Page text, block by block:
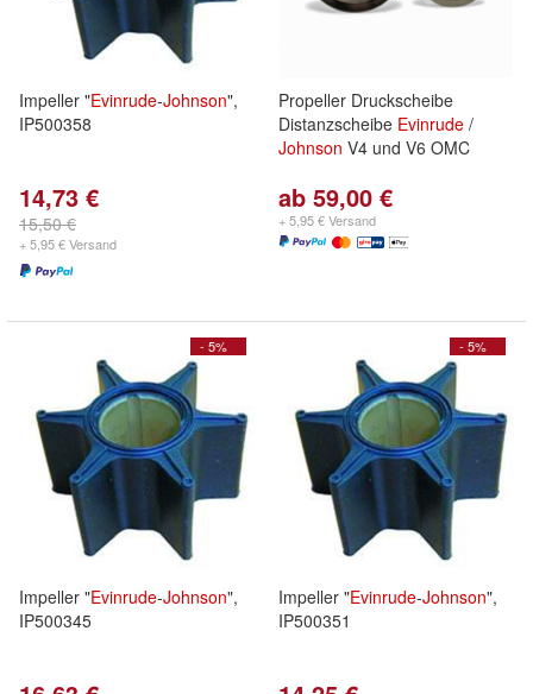
Impeller "Evinrude-Johnson",
IP500358
14,73 €
15,50 €
+ 5,95 € Versand
Propeller Druckscheibe
Distanzscheibe Evinrude /
Johnson V4 und V6 OMC
ab 59,00 €
+ 5,95 € Versand
- 5%
Impeller "Evinrude-Johnson",
IP500345
- 5%
Impeller "Evinrude-Johnson",
IP500351